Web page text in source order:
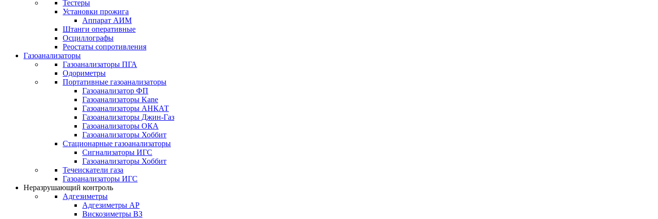
Тестеры
Установки прожига
Аппарат АИМ
Штанги оперативные
Осциллографы
Реостаты сопротивления
Газоанализаторы
Газоанализаторы ПГА
Одориметры
Портативные газоанализаторы
Газоанализатор ФП
Газоанализаторы Kane
Газоанализаторы АНКАТ
Газоанализаторы Джин-Газ
Газоанализаторы ОКА
Газоанализаторы Хоббит
Стационарные газоанализаторы
Сигнализаторы ИГС
Газоанализаторы Хоббит
Течеискатели газа
Газоанализаторы ИГС
Неразрушающий контроль
Адгезиметры
Адгезиметры АР
Вискозиметры ВЗ